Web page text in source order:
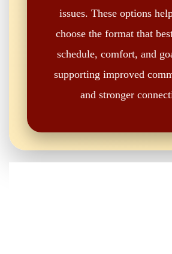
issues. These options
choose the format that
schedule, comfort, and
supporting improved
and stronger